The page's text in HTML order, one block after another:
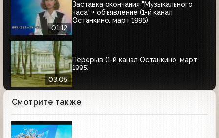
01:12
Заставка окончания "Музыкального
часа" + объявление (1-й канал
Останкино, март 1995)
03:05
Перерыв (1-й канал Останкино, март
1995)
Смотрите также